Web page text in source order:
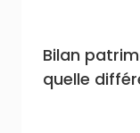
Bilan
quelle